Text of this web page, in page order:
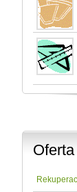
Oferta